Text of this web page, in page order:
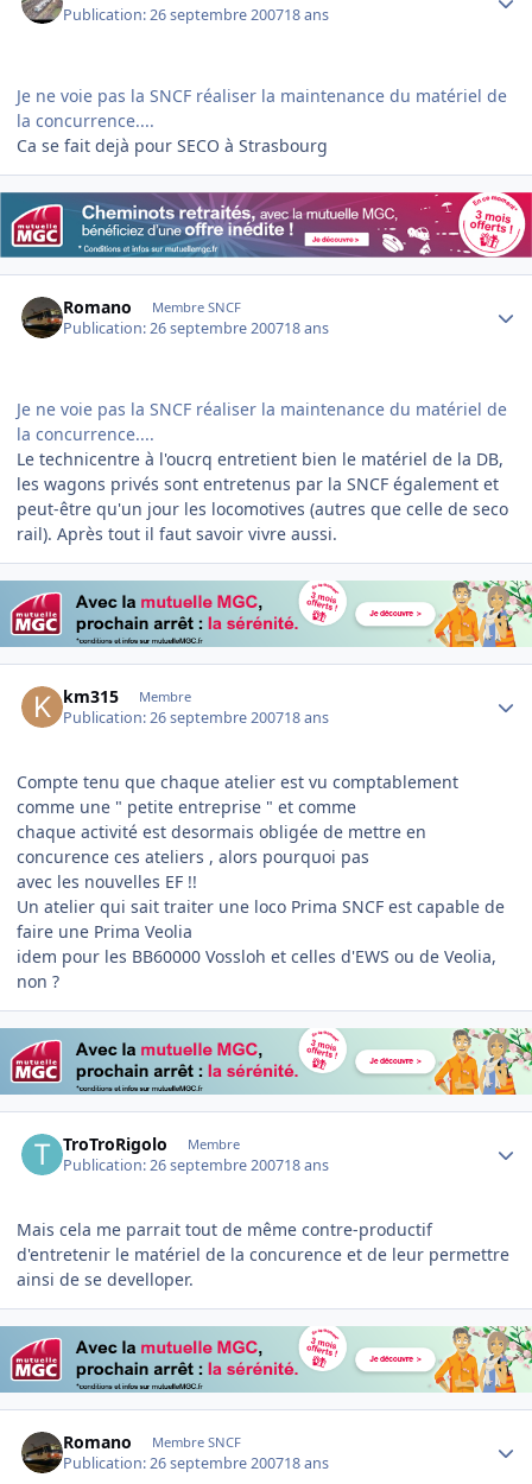
Publication:26 septembre 200718 ans
Je ne voie pas la SNCF réaliser la maintenance du matériel de
la concurrence....
Ca se fait dejà pour SECO à Strasbourg
Romano Membre SNCF
Publication:26 septembre 200718 ans
Je ne voie pas la SNCF réaliser la maintenance du matériel de
la concurrence....
Le technicentre à l'oucrq entretient bien le matériel de la DB,
les wagons privés sont entretenus par la SNCF également et
peut-être qu'un jour les locomotives (autres que celle de seco
rail). Après tout il faut savoir vivre aussi.
km315 Membre
Publication:26 septembre 200718 ans
Compte tenu que chaque atelier est vu comptablement
comme une " petite entreprise " et comme
chaque activité est desormais obligée de mettre en
concurence ces ateliers , alors pourquoi pas
avec les nouvelles EF !!
Un atelier qui sait traiter une loco Prima SNCF est capable de
faire une Prima Veolia
idem pour les BB60000 Vossloh et celles d'EWS ou de Veolia,
non ?
TroTroRigolo Membre
Publication:26 septembre 200718 ans
Mais cela me parrait tout de même contre-productif
d'entretenir le matériel de la concurence et de leur permettre
ainsi de se develloper.
Romano Membre SNCF
Publication:26 septembre 200718 ans